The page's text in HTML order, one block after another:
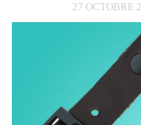
27 OCTOBRE